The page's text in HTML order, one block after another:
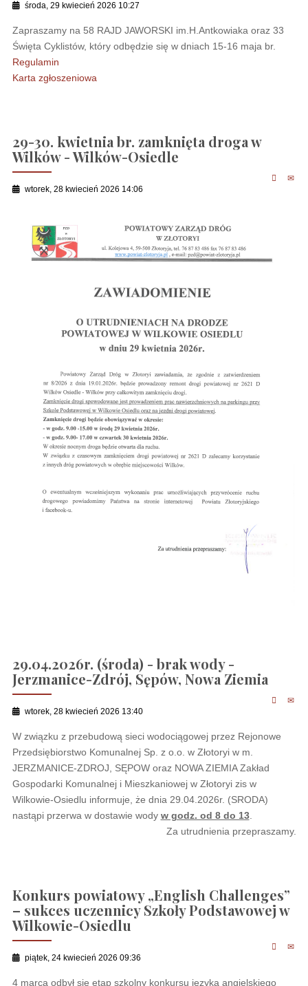
środa, 29 kwiecień 2026 10:27
Zapraszamy na 58 RAJD JAWORSKI im.H.Antkowiaka oraz 33
Święta Cyklistów, który odbędzie się w dniach 15-16 maja br.
Regulamin
Karta zgłoszeniowa
29-30. kwietnia br. zamknięta droga w
Wilków - Wilków-Osiedle
wtorek, 28 kwiecień 2026 14:06
29.04.2026r. (środa) - brak wody -
Jerzmanice-Zdrój, Sępów, Nowa Ziemia
wtorek, 28 kwiecień 2026 13:40
W związku z przebudową sieci wodociągowej przez Rejonowe
Przedsiębiorstwo Komunalnej Sp. z o.o. w Złotoryi w m.
JERZMANICE-ZDROJ, SĘPOW oraz NOWA ZIEMIA Zakład
Gospodarki Komunalnej i Mieszkaniowej w Złotoryi zis w
Wilkowie-Osiedlu informuje, że dnia 29.04.2026r. (SRODA)
nastąpi przerwa w dostawie wody w godz. od 8 do 13.
Za utrudnienia przepraszamy.
Konkurs powiatowy „English Challenges”
– sukces uczennicy Szkoły Podstawowej w
Wilkowie-Osiedlu
piątek, 24 kwiecień 2026 09:36
4 marca odbył się etap szkolny konkursu języka angielskiego